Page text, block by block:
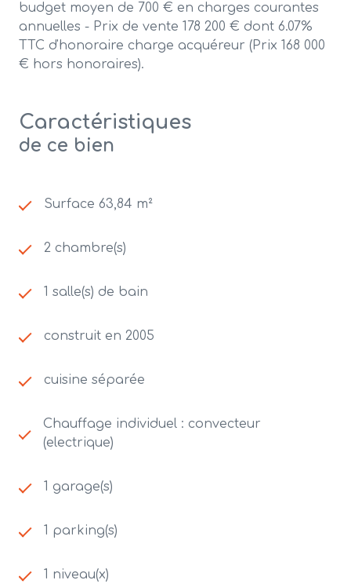
budget moyen de 700 € en charges courantes
annuelles - Prix de vente 178 200 € dont 6.07%
TTC d'honoraire charge acquéreur (Prix 168 000
€ hors honoraires).
Caractéristiques
de ce bien
Surface 63,84 m²
2 chambre(s)
1 salle(s) de bain
construit en 2005
cuisine séparée
Chauffage individuel : convecteur
(electrique)
1 garage(s)
1 parking(s)
1 niveau(x)